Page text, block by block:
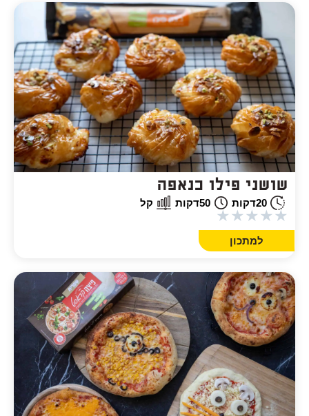
שושני פילו כנאפה
20דקות 50דקות קל
★
★
★
★
★
למתכון